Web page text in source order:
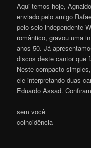
Aqui temos hoje,
enviado pelo amigo
pelo selo independente
romântico, gravou uma
anos 50. Já
discos deste cantor que
Neste compacto
ele interpretando duas
Eduardo Assad.
sem você
coincidência